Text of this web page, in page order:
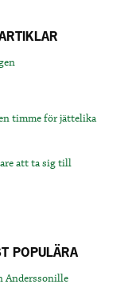
timme för jättelika
att ta sig till
POPULÄRA
Anderssonille